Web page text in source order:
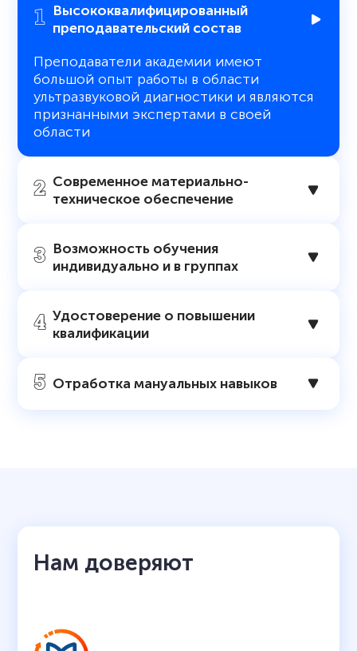
Высококвалифицированный
преподавательский состав
Преподаватели академии имеют
большой опыт работы в области
ультразвуковой диагностики и являются
признанными экспертами в своей
области
Современное материально-
техническое обеспечение
Возможность обучения
индивидуально и в группах
Удостоверение о повышении
квалификации
Отработка мануальных навыков
Нам доверяют